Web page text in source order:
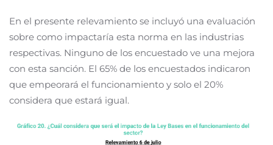
En el presente relevamiento se incluyó una evaluación
sobre como impactaría esta norma en las industrias
respectivas. Ninguno de los encuestado ve una mejora
con esta sanción. El 65% de los encuestados indicaron
que empeorará el funcionamiento y solo el 20%
considera que estará igual.